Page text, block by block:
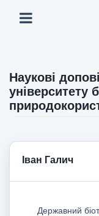
Наукові
університету
Іван Галич
Державний